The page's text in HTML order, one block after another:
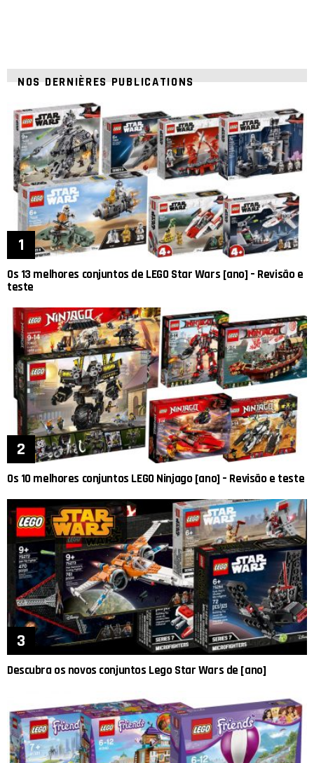
NOS DERNIÈRES PUBLICATIONS
Os 13 melhores conjuntos de LEGO Star Wars [ano] – Revisão e
teste
Os 10 melhores conjuntos LEGO Ninjago [ano] – Revisão e teste
Descubra os novos conjuntos Lego Star Wars de [ano]